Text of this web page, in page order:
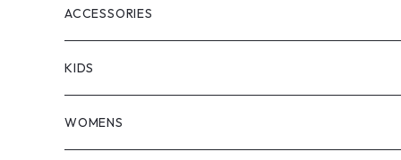
ACCESSORIES
KIDS
WOMENS